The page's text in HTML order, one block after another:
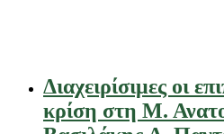
Διαχειρίσιμες οι
κρίση στη Μ.